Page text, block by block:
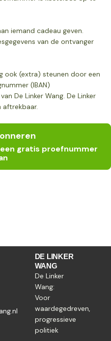
iemand cadeau geven.
van de ontvanger
ook (extra) steunen door een
(IBAN)
De Linker Wang. De Linker
aftrekbaar.
gratis proefnummer
DE LINKER
WANG
De Linker
Wang:
Voor
waardegedreven,
progressieve
politiek